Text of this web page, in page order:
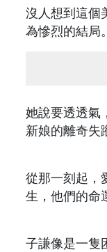
沒人想到這個
為慘烈的結局。
她說要透透氣
新娘的離奇失
從那一刻起，
生，他們的命
子謙像是一隻